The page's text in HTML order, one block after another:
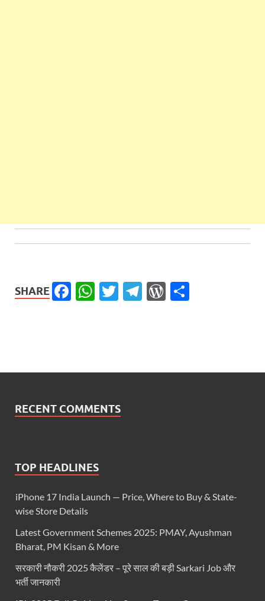
SHARE Facebook
WhatsApp
Twitter
Telegram
WordPress
RECENT COMMENTS
TOP HEADLINES
iPhone 17 India Launch — Price, Where to Buy & State-
wise Store Details
Latest Government Schemes 2025: PMAY, Ayushman
Bharat, PM Kisan & More
सरकारी नौकरी 2025 कैलेंडर – पूरे साल की बड़ी Sarkari Job और
भर्ती जानकारी